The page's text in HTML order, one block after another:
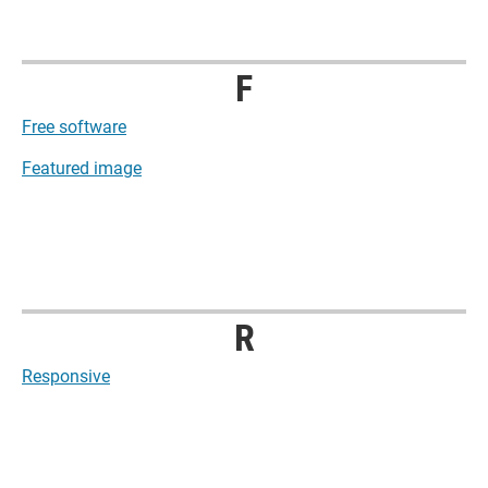
F
Free software
Featured image
R
Responsive